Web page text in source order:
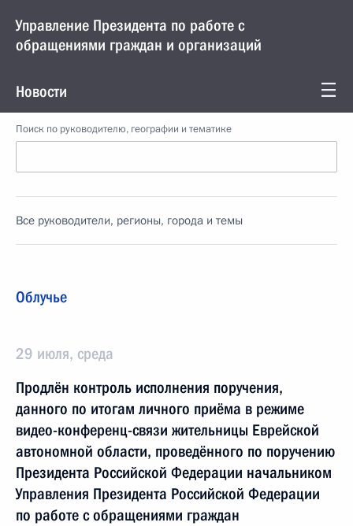
Управление Президента по работе с
обращениями граждан и организаций
Новости
Поиск по руководителю, географии и тематике
Все руководители, регионы, города и темы
Облучье
29 июля, среда
Продлён контроль исполнения поручения,
данного по итогам личного приёма в режиме
видео-конференц-связи жительницы Еврейской
автономной области, проведённого по поручению
Президента Российской Федерации начальником
Управления Президента Российской Федерации
по работе с обращениями граждан